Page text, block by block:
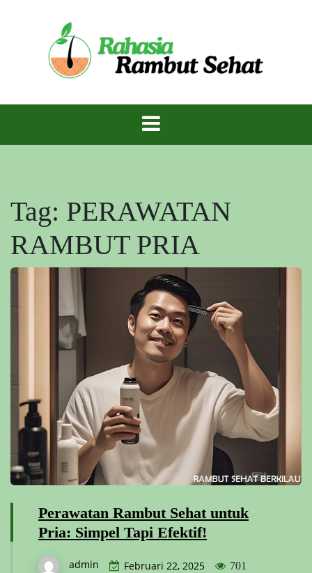
Rambut Sehat
Indah Alami!
Tag: PERAWATAN
RAMBUT PRIA
Perawatan Rambut Sehat untuk
Pria: Simpel Tapi Efektif!
admin Februari 22, 2025 701